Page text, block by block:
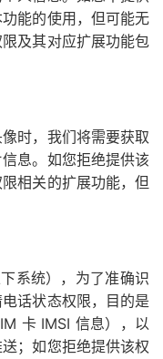
能的使用，但可能无
及其对应扩展功能包
时，我们将需要获取
息。如您拒绝提供该
相关的扩展功能，但
系统），为了准确识
话状态权限，目的是
卡 IMSI 信息），以
；如您拒绝提供该权